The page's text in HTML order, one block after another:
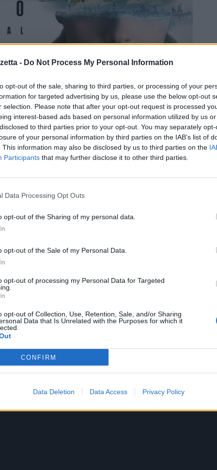
- Do Not Process My Personal Information
opt-out of the sale, sharing to third parties, or processing of your
for targeted advertising by us, please use the below opt-out
selection. Please note that after your opt-out request is processed
interest-based ads based on personal information utilized by us
to third parties prior to your opt-out. You may separately
of your personal information by third parties on the IAB’s list of
This information may also be disclosed by us to third parties on the
Participants that may further disclose it to other third parties.
Data Processing Opt Outs
opt-out of the Sharing of my personal data.
opt-out of the Sale of my Personal Data.
opt-out of processing my Personal Data for Targeted
opt-out of Collection, Use, Retention, Sale, and/or Sharing
Data that Is Unrelated with the Purposes for which it
CONFIRM
Data Deletion Data Access Privacy Policy
veterano dei Marines, e la loro madre sul letto di morte,
il peggiorare della salute della madre e con l’aumentare delle
a delle simulazioni (“Sims”). I due fratelli condividono l’avatar di
di alcuni giochi. Quando a Burton viene data la possibilità
a giocarci, facendo finta di essere suo fratello. Questo nuovo Sim
informazioni segrete ad una azienda nota con il nome di
il Sim è più reale di quanto avesse potuto immaginare. La Londra
al Reaserch Institute mette lei e la sua famiglia in grave pericolo.
che ha rubato, altre invece la vogliono morta. Flynne
che potrebbe essere la chiave per svelare il mistero. Ma prima,
devono sfuggire alle forze che hanno intenzione di ucciderli,